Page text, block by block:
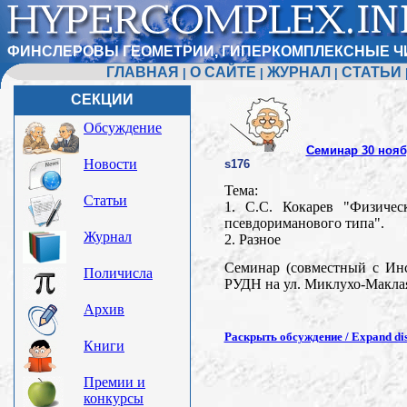
ФИНСЛЕРОВЫ ГЕОМЕТРИИ, ГИПЕРКОМПЛЕКСНЫЕ
ГЛАВНАЯ
О САЙТЕ ЖУРНАЛ СТАТЬИ
СЕКЦИИ
Обсуждение
Новости
Статьи
Журнал
Поличисла
Архив
Книги
Премии и
конкурсы
Семинар 30
s176
Тема:
1. C.С. Кокарев
псевдориманового типа".
2. Разное
Семинар (совместный с
РУДН на ул. Миклухо-
Раскрыть обсуждение / Expand